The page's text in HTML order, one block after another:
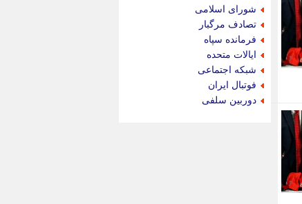
شورای اسلامی
تصادف مرگبار
فرمانده سپاه
ایالات متحده
شبکه اجتماعی
فوتبال ایران
دوربین سلفی